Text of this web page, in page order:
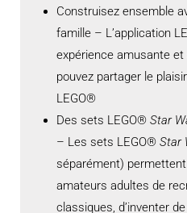
Construisez ensemble
famille – L’application
expérience amusante
pouvez partager le
LEGO®
Des sets LEGO® Star
– Les sets LEGO® Star
séparément)
amateurs adultes de
classiques, d’inventer